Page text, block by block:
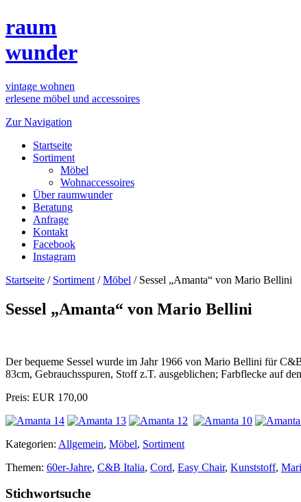
raum
wunder
vintage wohnen
erlesene möbel und accessoires
Zur Navigation
Startseite
Sortiment
Möbel
Wohnaccessoires
Über raumwunder
Beratung
Anfrage
Kontakt
Facebook
Instagram
Startseite / Sortiment /Möbel / Sessel „Amanta“ von Mario Bellini
Sessel „Amanta“ von Mario Bellini
Der bequeme Sessel wurde im Jahr 1966 von Mario Bellini für
83cm, Gebrauchsspuren, Stoff z.T. ausgeblichen; Farbflecke auf
Preis: EUR 170,00
Kategorien: Allgemein, Möbel, Sortiment
Themen: 60er-Jahre, C&B Italia, Cord, Easy Chair, Kunststoff,
Stichwortsuche